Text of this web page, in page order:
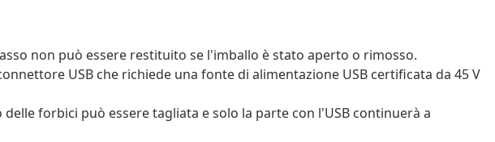
non può essere restituito se l'imballo è stato aperto o rimosso.
USB che richiede una fonte di alimentazione USB certificata da 45 V
forbici può essere tagliata e solo la parte con l'USB continuerà a